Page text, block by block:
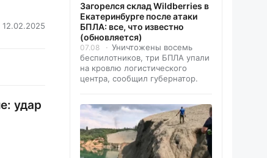
12.02.2025
удар
Загорелся склад Wildberries в
Екатеринбурге после атаки
БПЛА: все, что известно
(обновляется)
07.08
Уничтожены восемь
беспилотников, три БПЛА упали
на кровлю логистического
центра, сообщил губернатор.